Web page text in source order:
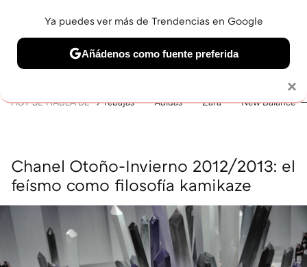
BELLEZA SHOPPING VIAJES GASTRO SNEAKERS
HOY SE HABLA DE rebajas Adidas Zara New Balance
Chanel Otoño-Invierno 2012/2013: el
feísmo como filosofía kamikaze
×
Ya puedes ver más de Trendencias en Google
Añádenos como fuente preferida